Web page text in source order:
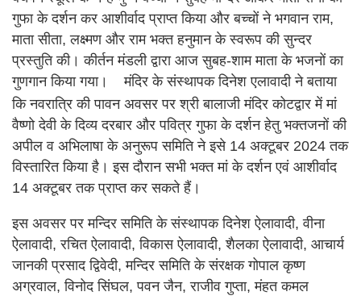
गुफा के दर्शन कर आशीर्वाद प्राप्त किया और बच्चों ने भगवान राम,
माता सीता, लक्ष्मण और राम भक्त हनुमान के स्वरूप की सुन्दर
प्रस्तुति की। कीर्तन मंडली द्वारा आज सुबह-शाम माता के भजनों का
गुणगान किया गया।
मंदिर के संस्थापक दिनेश एलावादी ने बताया
कि नवरात्रि की पावन अवसर पर श्री बालाजी मंदिर कोटद्वार में मां
वैष्णो देवी के दिव्य दरबार और पवित्र गुफा के दर्शन हेतु भक्तजनों की
अपील व अभिलाषा के अनुरूप समिति ने इसे 14 अक्टूबर 2024 तक
विस्तारित किया है। इस दौरान सभी भक्त मां के दर्शन एवं आशीर्वाद
14 अक्टूबर तक प्राप्त कर सकते हैं।
इस अवसर पर मन्दिर समिति के संस्थापक दिनेश ऐलावादी, वीना
ऐलावादी, रचित ऐलावादी, विकास ऐलावादी, शैलका ऐलावादी, आचार्य
जानकी प्रसाद द्विवेदी, मन्दिर समिति के संरक्षक गोपाल कृष्ण
अग्रवाल, विनोद सिंघल, पवन जैन, राजीव गुप्ता, मंहत कमल